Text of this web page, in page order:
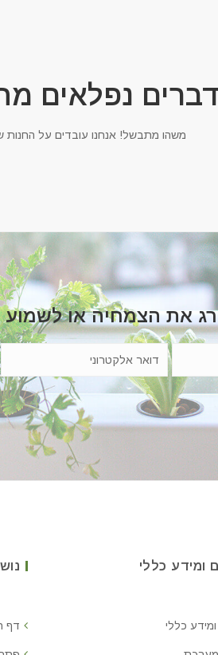
נפלאים
משהו מתבשל! אנחנו עובדים על החנות
את הצמחיה או
ומידע כללי
כללי דף